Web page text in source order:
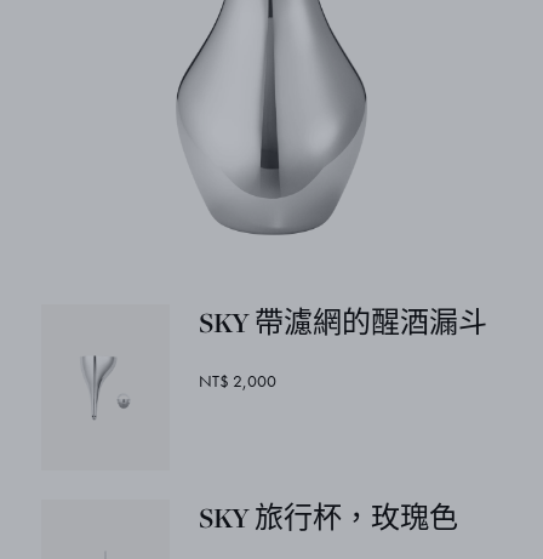
SKY 帶濾網的醒酒漏斗
NT$ 2,000
SKY 旅行杯，玫瑰色